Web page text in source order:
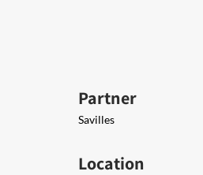
Partner
Savilles
Location